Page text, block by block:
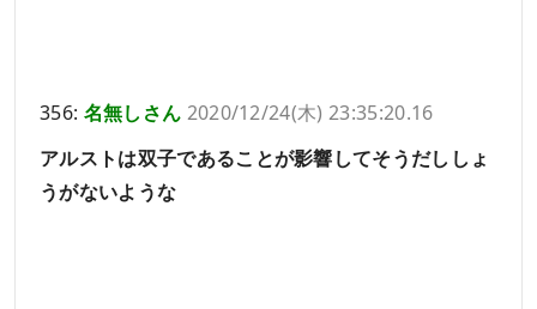
356: 名無しさん 2020/12/24(木) 23:35:20.16
アルストは双子であることが影響してそうだししょ
うがないような